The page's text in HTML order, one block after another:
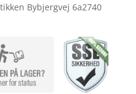
Bybjergvej 6a2740